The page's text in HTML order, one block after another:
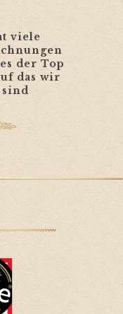
viele
der Top
das wir
sind